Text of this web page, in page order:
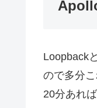
Loopback
ので多分
20分あれ